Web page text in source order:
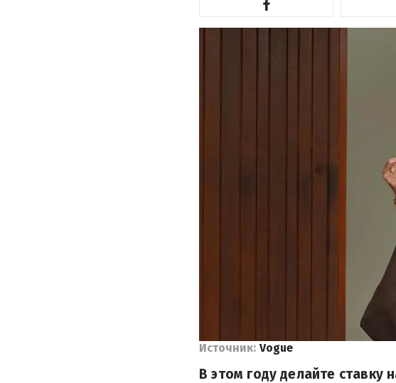
Источник: Vogue
В этом году делайте ставку